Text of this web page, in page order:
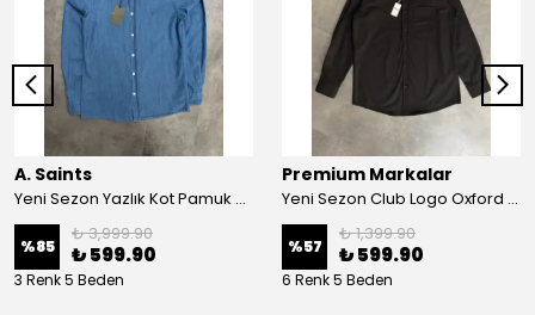
A. Saints
Yeni Sezon Yazlık Kot Pamuk Basic Gömlek
%85
₺ 3,999.90
₺ 599.90
3 Renk 5 Beden
Premium Markalar
Yeni Sezon Club Logo Oxford Gömlek
%57
₺ 1,399.90
₺ 599.90
6 Renk 5 Beden